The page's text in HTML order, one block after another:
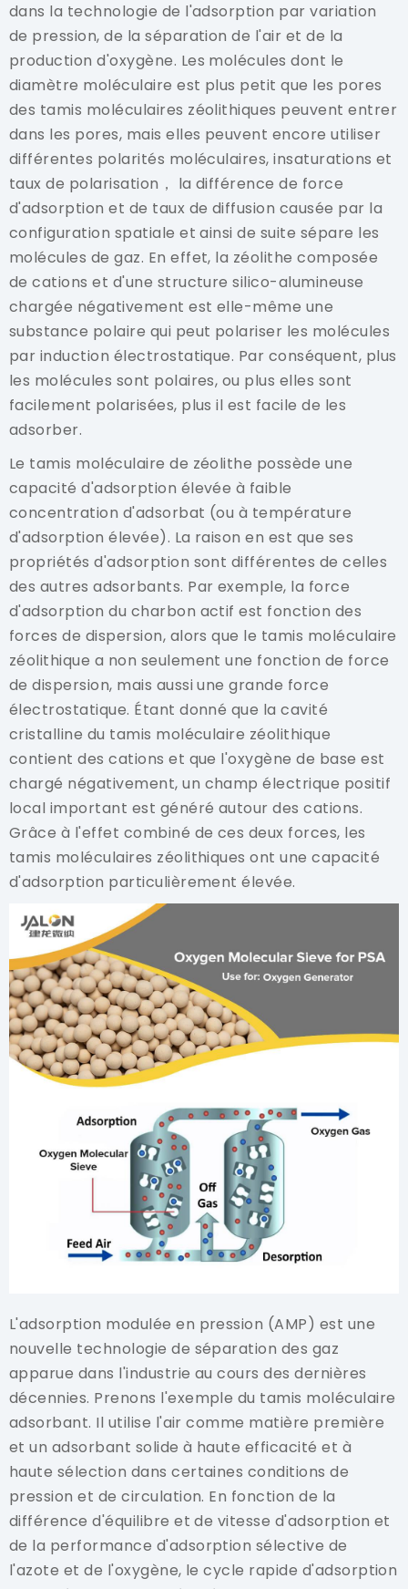
dans la technologie de l'adsorption par variation
de pression, de la séparation de l'air et de la
production d'oxygène. Les molécules dont le
diamètre moléculaire est plus petit que les pores
des tamis moléculaires zéolithiques peuvent entrer
dans les pores, mais elles peuvent encore utiliser
différentes polarités moléculaires, insaturations et
taux de polarisation， la différence de force
d'adsorption et de taux de diffusion causée par la
configuration spatiale et ainsi de suite sépare les
molécules de gaz. En effet, la zéolithe composée
de cations et d'une structure silico-alumineuse
chargée négativement est elle-même une
substance polaire qui peut polariser les molécules
par induction électrostatique. Par conséquent, plus
les molécules sont polaires, ou plus elles sont
facilement polarisées, plus il est facile de les
adsorber.
Le tamis moléculaire de zéolithe possède une
capacité d'adsorption élevée à faible
concentration d'adsorbat (ou à température
d'adsorption élevée). La raison en est que ses
propriétés d'adsorption sont différentes de celles
des autres adsorbants. Par exemple, la force
d'adsorption du charbon actif est fonction des
forces de dispersion, alors que le tamis moléculaire
zéolithique a non seulement une fonction de force
de dispersion, mais aussi une grande force
électrostatique. Étant donné que la cavité
cristalline du tamis moléculaire zéolithique
contient des cations et que l'oxygène de base est
chargé négativement, un champ électrique positif
local important est généré autour des cations.
Grâce à l'effet combiné de ces deux forces, les
tamis moléculaires zéolithiques ont une capacité
d'adsorption particulièrement élevée.
L'adsorption modulée en pression (AMP) est une
nouvelle technologie de séparation des gaz
apparue dans l'industrie au cours des dernières
décennies. Prenons l'exemple du tamis moléculaire
adsorbant. Il utilise l'air comme matière première
et un adsorbant solide à haute efficacité et à
haute sélection dans certaines conditions de
pression et de circulation. En fonction de la
différence d'équilibre et de vitesse d'adsorption et
de la performance d'adsorption sélective de
l'azote et de l'oxygène, le cycle rapide d'adsorption